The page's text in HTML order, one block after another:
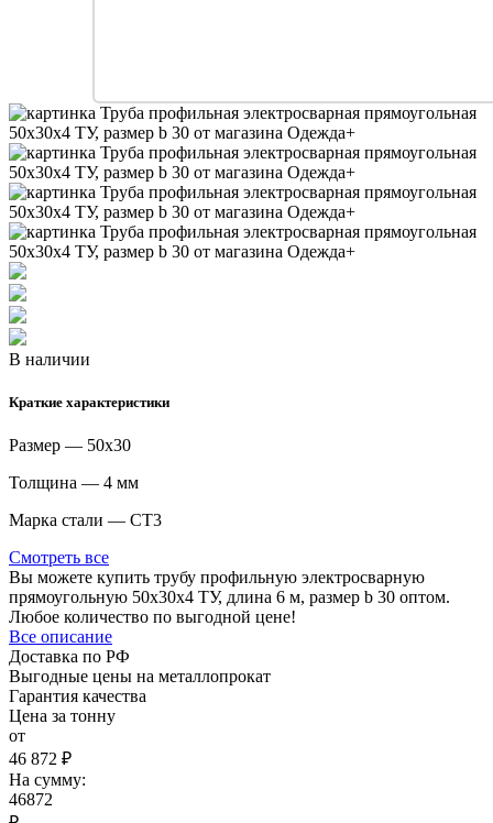
В наличии
Краткие характеристики
Размер — 50х30
Толщина — 4 мм
Марка стали — СТ3
Смотреть все
Вы можете купить трубу профильную электросварную
прямоугольную 50х30х4 ТУ, длина 6 м, размер b 30 оптом.
Любое количество по выгодной цене!
Все описание
Доставка по РФ
Выгодные цены на металлопрокат
Гарантия качества
Цена за тонну
от
46 872 ₽
На сумму:
46872